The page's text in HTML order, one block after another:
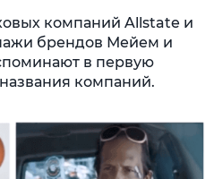
компаний Allstate и
брендов Мейем и
в первую
компаний.